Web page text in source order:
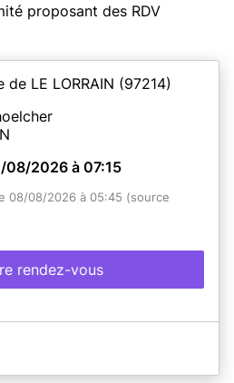
proposant des RDV
de LE LORRAIN (97214)
08/2026 à 07:15
08/08/2026 à 05:45 (source
rendez-vous